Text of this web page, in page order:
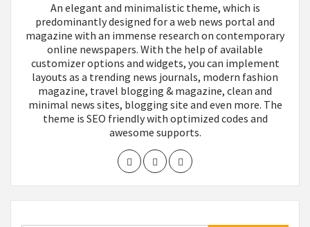
An elegant and minimalistic theme, which is
predominantly designed for a web news portal and
magazine with an immense research on contemporary
online newspapers. With the help of available
customizer options and widgets, you can implement
layouts as a trending news journals, modern fashion
magazine, travel blogging & magazine, clean and
minimal news sites, blogging site and even more. The
theme is SEO friendly with optimized codes and
awesome supports.